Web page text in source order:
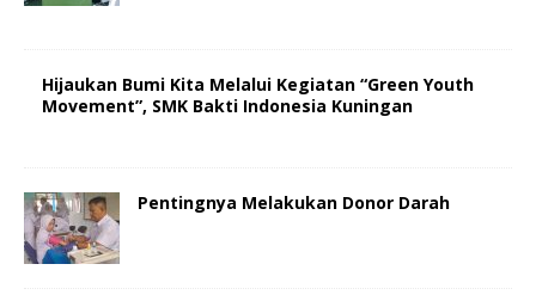
Hijaukan Bumi Kita Melalui Kegiatan “Green Youth
Movement”, SMK Bakti Indonesia Kuningan
Pentingnya Melakukan Donor Darah